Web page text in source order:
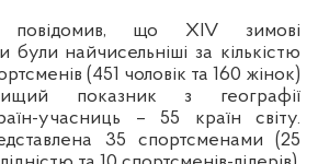
повідомив, що ХІV зимові
були найчисельніші за кількістю
(451 чоловік та 160 жінок)
показник з географії
учасниць – 55 країн світу.
35 спортсменами (25